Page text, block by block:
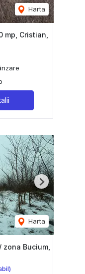
Harta
mp, Cristian,
Harta
Next
Bucium,